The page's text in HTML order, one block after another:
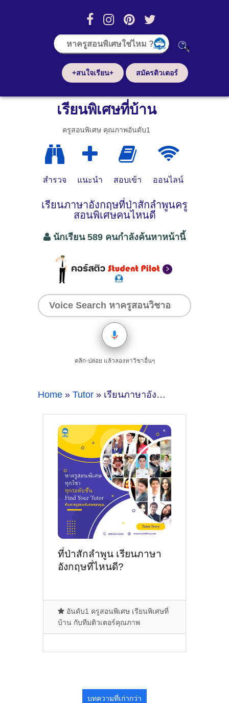
+สนใจเรียน+ สมัครติวเตอร์
เรียนพิเศษที่บ้าน
ครูสอนพิเศษ คุณภาพอันดับ1
สำรวจ แนะนำ สอบเข้า ออนไลน์
เรียนภาษาอังกฤษที่ป่าสักลำพูนครู
สอนพิเศษคนไหนดี
นักเรียน 589 คนกำลังค้นหาหน้านี้
คลิก-ปล่อย แล้วลองหาวิชาอื่นๆ
Home » Tutor » เรียนภาษาอังกฤษที่ป่าสักลำพูนครูสอนพิเศษคนไหนดี
ที่ป่าสักลำพูน เรียนภาษา
อังกฤษที่ไหนดี?
อันดับ1 ครูสอนพิเศษ เรียนพิเศษที่
บ้าน กับทีมติวเตอร์คุณภาพ
บทความที่เก่ากว่า